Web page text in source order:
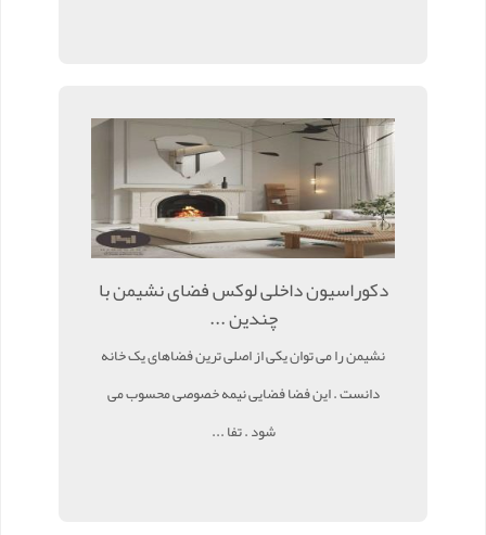
دکوراسیون داخلی لوکس فضای نشیمن با
چندین ...
نشیمن را می توان یکی از اصلی ترین فضاهای یک خانه
دانست . این فضا فضایی نیمه خصوصی محسوب می
شود . تفا ...